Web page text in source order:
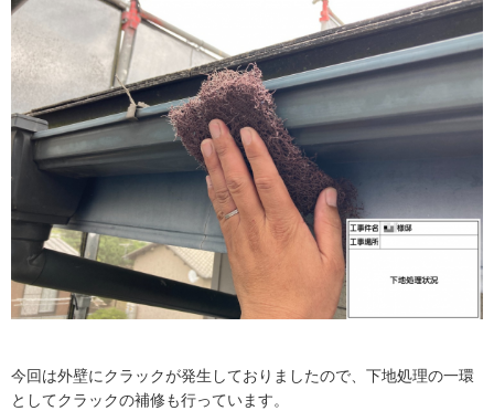
今回は外壁にクラックが発生しておりましたので、下地処理の一環
としてクラックの補修も行っています。